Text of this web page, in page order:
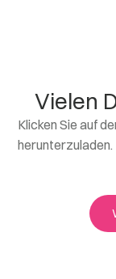
Vielen
Klicken Sie auf
herunterzuladen.